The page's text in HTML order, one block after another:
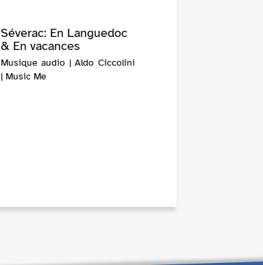
Séverac: En Languedoc
& En vacances
Musique audio | Aldo Ciccolini
| Music Me